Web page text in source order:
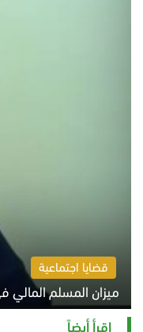
قضايا اجتماعية
ميزان المسلم المالي
السبت 8 أغسطس 2026 11:21 ص
اقرأ أيضاً